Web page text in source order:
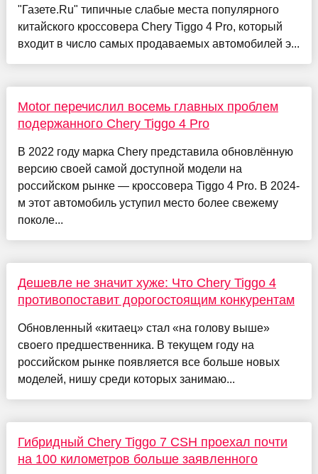
"Газете.Ru" типичные слабые места популярного
китайского кроссовера Chery Tiggo 4 Pro, который
входит в число самых продаваемых автомобилей э...
Motor перечислил восемь главных проблем
подержанного Chery Tiggo 4 Pro
В 2022 году марка Chery представила обновлённую
версию своей самой доступной модели на
российском рынке — кроссовера Tiggo 4 Pro. В 2024-
м этот автомобиль уступил место более свежему
поколе...
Дешевле не значит хуже: Что Chery Tiggo 4
противопоставит дорогостоящим конкурентам
Обновленный «китаец» стал «на голову выше»
своего предшественника. В текущем году на
российском рынке появляется все больше новых
моделей, нишу среди которых занимаю...
Гибридный Chery Tiggo 7 CSH проехал почти
на 100 километров больше заявленного